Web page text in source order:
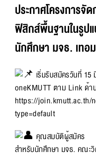
ประกาศโครงการจั
ฟิสิกส์พื้นฐานในรูป
นักศึกษา มจธ. เทอ
เริ่มรับสมัครวันที่ 15
oneKMUTT ตาม Link ด้า
https://join.kmutt.ac.th/
type=default
คุณสมบัติผู้สมัคร
สำหรับนักศึกษา มจธ. คณะ